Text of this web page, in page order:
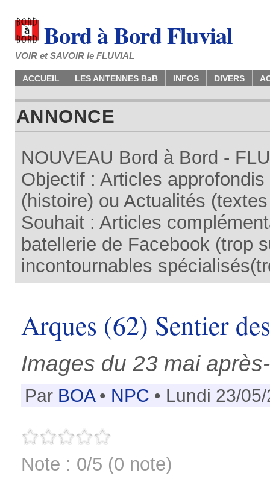
Bord à Bord Fluvial
VOIR et SAVOIR le FLUVIAL
ACCUEIL LES ANTENNES BaB INFOS DIVERS
ANNONCE
NOUVEAU Bord à Bord -
Objectif : Articles
(histoire) ou Actualités
Souhait : Articles
batellerie de Facebook (trop
incontournables
Arques (62) Sentier
Images du 23 mai
Par BOA• NPC • Lundi 23/
Note : 0/5 (0 note)